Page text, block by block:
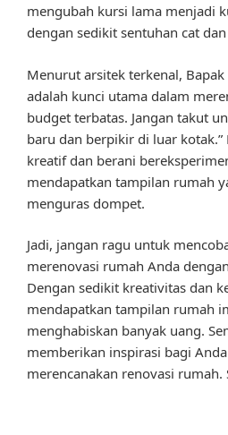
mengubah kursi lama menjadi
dengan sedikit sentuhan cat
Menurut arsitek terkenal, Bapak
adalah kunci utama dalam
budget terbatas. Jangan takut
baru dan berpikir di luar
kreatif dan berani
mendapatkan tampilan rumah
menguras dompet.
Jadi, jangan ragu untuk
merenovasi rumah Anda
Dengan sedikit kreativitas dan
mendapatkan tampilan rumah
menghabiskan banyak uang.
memberikan inspirasi bagi
merencanakan renovasi rumah.